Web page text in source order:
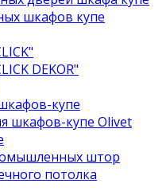
шкафов купе
DEKOR"
купе
шкафов-купе Olivet
штор
потолка